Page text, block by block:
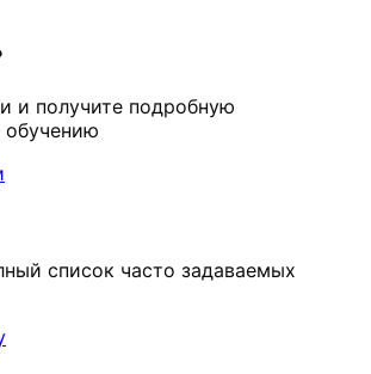
и получите подробную
обучению
список часто задаваемых